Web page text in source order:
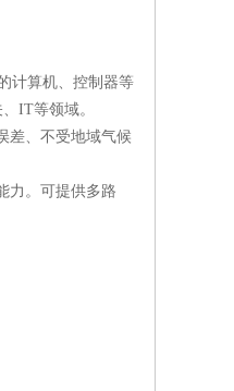
计算机、控制器等
IT等领域。
差、不受地域气候
力。可提供多路